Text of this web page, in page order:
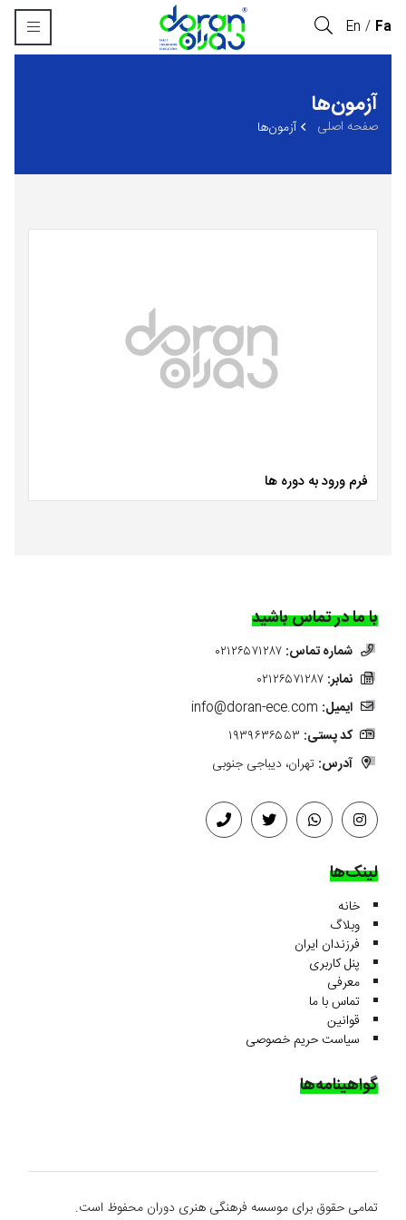
Fa
En
‏آزمون‌ها
صفحه اصلی ‏آزمون‌ها
فرم ورود به دوره ها
با ما در تماس باشید
شماره تماس: ۰۲۱۲۶۵۷۱۲۸۷
نمابر: ۰۲۱۲۶۵۷۱۲۸۷
ایمیل: info@doran-ece.com
کد پستی: ۱۹۳۹۶۳۶۵۵۳
آدرس: تهران، دیباجی جنوبی
لینک‌ها
خانه
وبلاگ
فرزندان ایران
پنل کاربری
معرفی
تماس با ما
قوانین
سیاست حریم خصوصی
گواهینامه‌ها
تمامی حقوق برای موسسه فرهنگی هنری دوران محفوظ است.